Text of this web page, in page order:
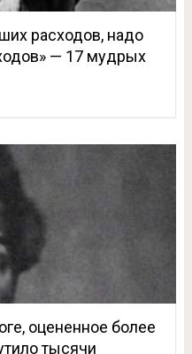
расходов, надо
— 17 мудрых
оцененное более
тысячи